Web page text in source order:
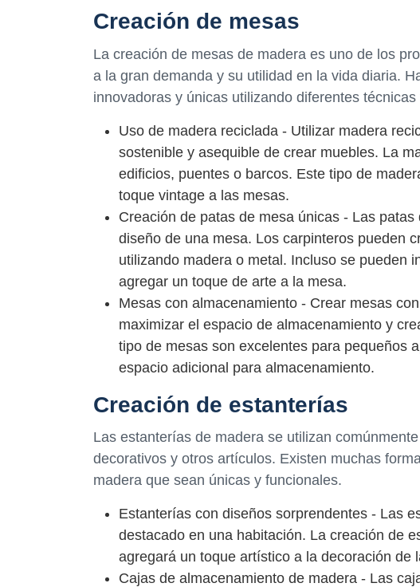
Creación de mesas
La creación de mesas de madera es uno de los
a la gran demanda y su utilidad en la vida diaria.
innovadoras y únicas utilizando diferentes
Uso de madera reciclada - Utilizar madera
sostenible y asequible de crear muebles. La
edificios, puentes o barcos. Este tipo de
toque vintage a las mesas.
Creación de patas de mesa únicas - Las
diseño de una mesa. Los carpinteros pueden
utilizando madera o metal. Incluso se pueden
agregar un toque de arte a la mesa.
Mesas con almacenamiento - Crear mesas
maximizar el espacio de almacenamiento y
tipo de mesas son excelentes para pequeños
espacio adicional para almacenamiento.
Creación de estanterías
Las estanterías de madera se utilizan
decorativos y otros artículos. Existen muchas
madera que sean únicas y funcionales.
Estanterías con diseños sorprendentes - Las
destacado en una habitación. La creación de
agregará un toque artístico a la decoración de
Cajas de almacenamiento de madera - Las